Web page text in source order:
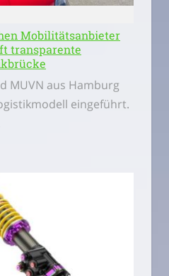
Mobilitätsanbieter
transparente
MUVN aus Hamburg
eingeführt.